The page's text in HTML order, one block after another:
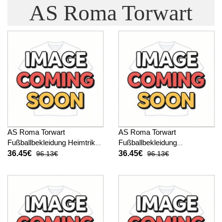
AS Roma Torwart
AS Roma Torwart
Fußballbekleidung Heimtrikot
Kinder 2025-26 Kurzarm (+
36.45€ 96.13€
AS Roma Torwart
Fußballbekleidung
Auswärtstrikot Kinder 2025-
36.45€ 96.13€